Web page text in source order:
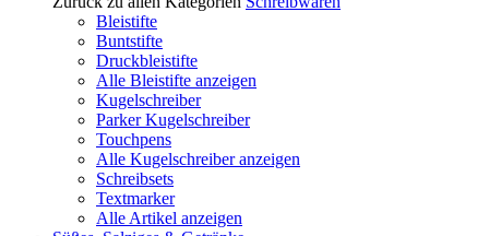
Bleistifte
Buntstifte
Druckbleistifte
Alle Bleistifte anzeigen
Kugelschreiber
Parker Kugelschreiber
Touchpens
Alle Kugelschreiber anzeigen
Schreibsets
Textmarker
Alle Artikel anzeigen